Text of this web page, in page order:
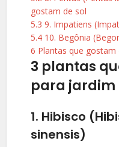
gostam de sol
5.3 9. Impatiens
5.4 10. Begônia
6 Plantas que gostam
3 plantas
para jardim
1. Hibisco
sinensis)